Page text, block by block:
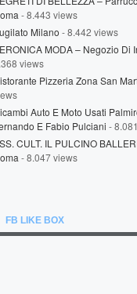
- 8.443 views
Milano - 8.442 views
MODA – Negozio Di
views
Pizzeria Zona San
Auto E Moto Usati
E Fabio Pulciani -
CULT. IL PULCINO
- 8.047 views
FB LIKE BOX